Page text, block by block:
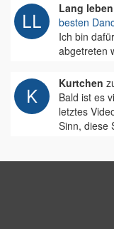
Lang
besten
Ich bin
abgetreten
Kurtchen
Bald ist es
letztes
Sinn, diese